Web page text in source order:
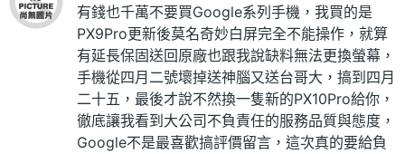
有錢也千萬不要買Google系列手機，我買的是
PX9Pro更新後莫名奇妙白屏完全不能操作，就算
有延長保固送回原廠也跟我說缺料無法更換螢幕，
手機從四月二號壞掉送神腦又送台哥大，搞到四月
二十五，最後才說不然換一隻新的PX10Pro給你，
徹底讓我看到大公司不負責任的服務品質與態度，
Google不是最喜歡搞評價留言，這次真的要給負